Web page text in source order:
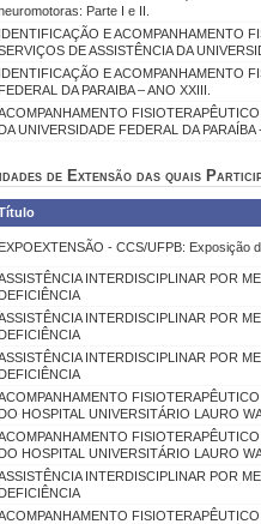
Parte I e II.
IDENTIFICAÇÃO E ACOMPANHAMENTO
DE ASSISTÊNCIA DA
IDENTIFICAÇÃO E ACOMPANHAMENTO
FEDERAL DA PARAIBA – ANO XXIII.
FISIOTERAPÊUTICO
DA UNIVERSIDADE FEDERAL DA PARAÍBA
de Extensão das quais
EXPOEXTENSÃO - CCS/UFPB: Exposição
INTERDISCIPLINAR POR
DEFICIÊNCIA
INTERDISCIPLINAR POR
DEFICIÊNCIA
INTERDISCIPLINAR POR
DEFICIÊNCIA
FISIOTERAPÊUTICO
DO HOSPITAL UNIVERSITÁRIO LAURO
FISIOTERAPÊUTICO
DO HOSPITAL UNIVERSITÁRIO LAURO
INTERDISCIPLINAR POR
DEFICIÊNCIA
FISIOTERAPÊUTICO